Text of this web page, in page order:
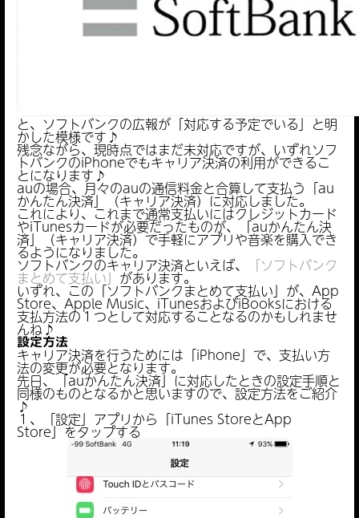
と、ソフトバンクの広報が「対応する予定でいる」と明
かした模様です♪
残念ながら、現時点ではまだ未対応ですが、いずれソフ
トバンクのiPhoneでもキャリア決済の利用ができるこ
とになります♪
auの場合、月々のauの通信料金と合算して支払う「au
かんたん決済」（キャリア決済）に対応しました。
これにより、これまで通常支払いにはクレジットカード
やiTunesカードが必要だったものが、「auかんたん決
済」（キャリア決済）で手軽にアプリや音楽を購入でき
るようになりました。
ソフトバンクのキャリア決済といえば、 「ソフトバンク
まとめて支払い」 があります。
いずれ、この「ソフトバンクまとめて支払い」が、App
Store、Apple Music、iTunesおよびiBooksにおける
支払方法の１つとして対応することなるのかもしれませ
んね♪
設定方法
キャリア決済を行うためには「iPhone」で、支払い方
法の変更が必要となります。
先日、「auかんたん決済」に対応したときの設定手順と
同様のものとなるかと思いますので、設定方法をご紹介
♪
１、「設定」アプリから「iTunes StoreとApp
Store」をタップする